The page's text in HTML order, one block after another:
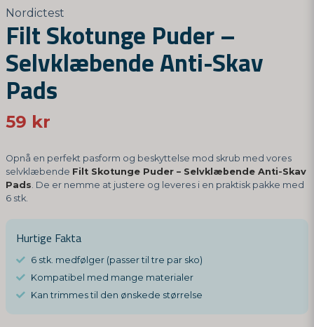
Nordictest
Filt Skotunge Puder –
Selvklæbende Anti-Skav
Pads
59 kr
Opnå en perfekt pasform og beskyttelse mod skrub med vores
selvklæbende Filt Skotunge Puder – Selvklæbende Anti-Skav
Pads. De er nemme at justere og leveres i en praktisk pakke med
6 stk.
Hurtige Fakta
6 stk. medfølger (passer til tre par sko)
Kompatibel med mange materialer
Kan trimmes til den ønskede størrelse